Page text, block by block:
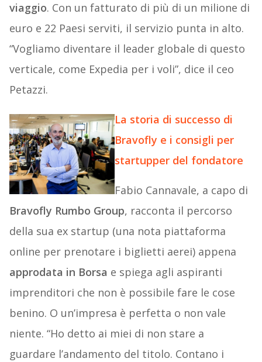
viaggio. Con un fatturato di più di un milione di
euro e 22 Paesi serviti, il servizio punta in alto.
“Vogliamo diventare il leader globale di questo
verticale, come Expedia per i voli”, dice il ceo
Petazzi.
La storia di successo di
Bravofly e i consigli per
startupper del fondatore
Fabio Cannavale, a capo di
Bravofly Rumbo Group, racconta il percorso
della sua ex startup (una nota piattaforma
online per prenotare i biglietti aerei) appena
approdata in Borsa e spiega agli aspiranti
imprenditori che non è possibile fare le cose
benino. O un’impresa è perfetta o non vale
niente. “Ho detto ai miei di non stare a
guardare l’andamento del titolo. Contano i